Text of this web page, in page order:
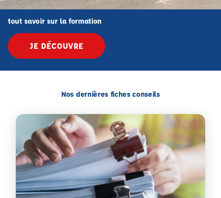
tout savoir sur la formation
JE DÉCOUVRE
Nos dernières fiches conseils